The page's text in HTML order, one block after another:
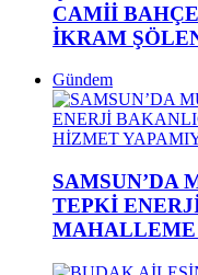
CAMİİ
İKRAM
Gündem
SAMSUN’DA
TEPKİ